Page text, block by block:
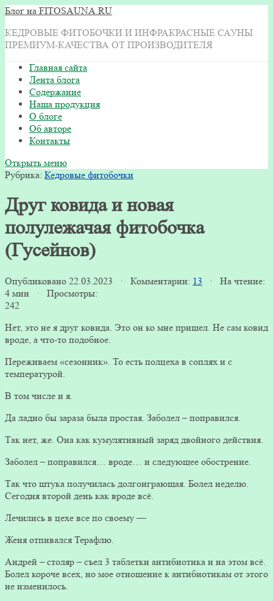
Блог на FITOSAUNA.RU
КЕДРОВЫЕ ФИТОБОЧКИ И ИНФРАКРАСНЫЕ САУНЫ
ПРЕМИУМ-КАЧЕСТВА ОТ ПРОИЗВОДИТЕЛЯ
Главная сайта
Лента блога
Содержание
Наша продукция
О блоге
Об авторе
Контакты
Открыть меню
Рубрика: Кедровые фитобочки
Друг ковида и новая
полулежачая фитобочка
(Гусейнов)
Опубликовано 22.03.2023 · Комментарии: 13 · На чтение:
4 мин · Просмотры:
242
Нет, это не я друг ковида. Это он ко мне пришел. Не сам ковид
вроде, а что-то подобное.
Переживаем «сезонник». То есть полцеха в соплях и с
температурой.
В том числе и я.
Да ладно бы зараза была простая. Заболел – поправился.
Так нет, же. Она как кумулятивный заряд двойного действия.
Заболел – поправился… вроде… и следующее обострение.
Так что штука получилась долгоиграющая. Болел неделю.
Сегодня второй день как вроде всё.
Лечились в цехе все по своему —
Женя отпивался Терафлю.
Андрей – столяр – съел 3 таблетки антибиотика и на этом всё.
Болел короче всех, но мое отношение к антибиотикам от этого
не изменилось.